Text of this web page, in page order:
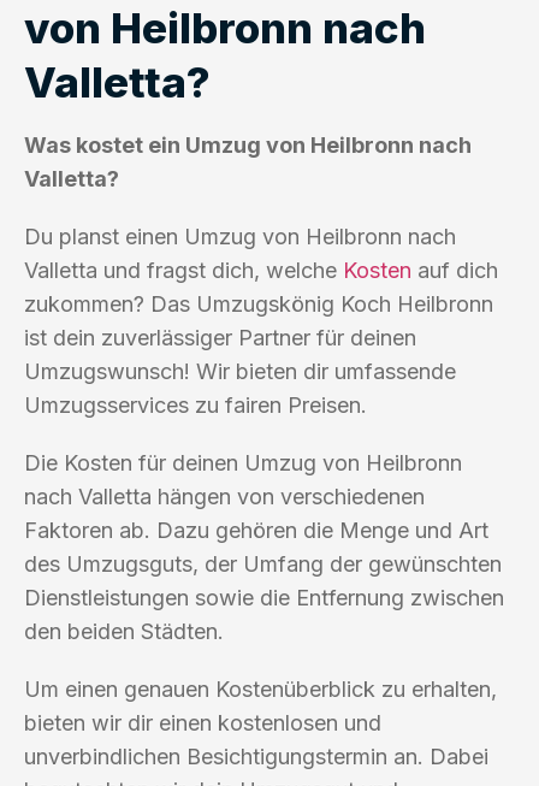
von Heilbronn nach
Valletta?
Was kostet ein Umzug von Heilbronn nach
Valletta?
Du planst einen Umzug von Heilbronn nach
Valletta und fragst dich, welche Kosten auf dich
zukommen? Das Umzugskönig Koch Heilbronn
ist dein zuverlässiger Partner für deinen
Umzugswunsch! Wir bieten dir umfassende
Umzugsservices zu fairen Preisen.
Die Kosten für deinen Umzug von Heilbronn
nach Valletta hängen von verschiedenen
Faktoren ab. Dazu gehören die Menge und Art
des Umzugsguts, der Umfang der gewünschten
Dienstleistungen sowie die Entfernung zwischen
den beiden Städten.
Um einen genauen Kostenüberblick zu erhalten,
bieten wir dir einen kostenlosen und
unverbindlichen Besichtigungstermin an. Dabei